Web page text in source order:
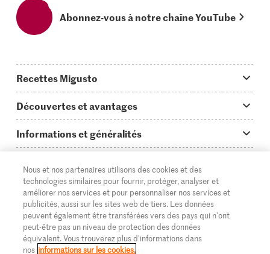
Abonnez-vous à notre chaîne YouTube
Recettes Migusto
Idées de menus
Plats principaux
Simple & vite prêt
Apéritif
Préparations au four
Enfants & famille
Découvertes et avantages
On en parle...
Tutoriels
Glossaire des ingrédients
Login Migusto
Informations et généralités
Questions concernant Migusto
Cuisiner avec Migusto
Service clientèle & contact
Publicité
Supermarché
Migros Online
À propos de Migros
DE FR IT
Nous et nos partenaires utilisons des cookies et des
technologies similaires pour fournir, protéger, analyser et
améliorer nos services et pour personnaliser nos services et
publicités, aussi sur les sites web de tiers. Les données
peuvent également être transférées vers des pays qui n'ont
peut-être pas un niveau de protection des données
équivalent. Vous trouverez plus d'informations dans
nos informations sur les cookies.